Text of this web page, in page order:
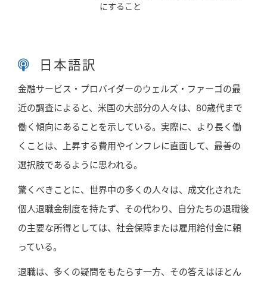
にすること
日本語訳
金融サービス・プロバイダーのウェルズ・ファーゴの最
近の調査によると、米国の大部分の人々は、80歳代まで
働く傾向にあることを示している。実際に、より長く働
くことは、上昇する費用やインフレに直面して、最善の
選択肢であるように思われる。
驚くべきことに、世界中の多くの人々は、成文化された
個人退職金制度を持たず、その代わり、自分たちの退職後
の主要な所得としては、社会保障または雇用給付金に頼
っている。
退職は、多くの疑問をもたらす一方、その答えはほとん